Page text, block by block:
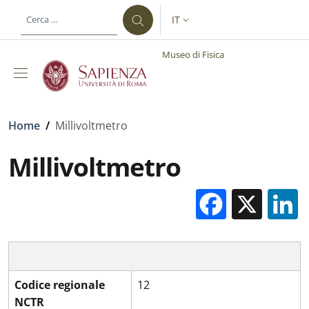
al contenuto principale
SELETTORE LINGUA:
IT
Museo di Fisica
Briciole di pane
Home / Millivoltmetro
Millivoltmetro
X
Codice regionale
NCTR
12